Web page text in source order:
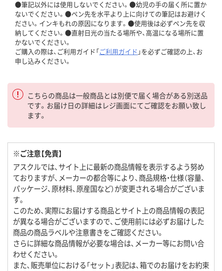
●筆記以外には使用しないでください。●幼児の手の届く所に置か
ないでください。●ペン先を水平より上に向けての筆記はお避けく
ださい。インキもれの原因になります。●使用後は必ずペン先を収
納してください。●直射日光の当たる場所や、高温になる場所に置
かないでください。
ご購入の際は、ご利用ガイド「ご利用ガイド 」を必ずご確認の上、お
申し込みください。
こちらの商品は一般商品とは別便で届く場合がある別送品
です。お届け日の詳細はレジ画面にてご確認をお願い致し
ます。
※ご注意【免責】
アスクルでは、サイト上に最新の商品情報を表示するよう努め
ておりますが、メーカーの都合等により、商品規格・仕様（容量、
パッケージ、原材料、原産国など）が変更される場合がございま
す。
このため、実際にお届けする商品とサイト上の商品情報の表記
が異なる場合がございますので、ご使用前には必ずお届けした
商品の商品ラベルや注意書きをご確認ください。
さらに詳細な商品情報が必要な場合は、メーカー等にお問い合
わせください。
また、販売単位における「セット」表記は、箱でのお届けをお約束